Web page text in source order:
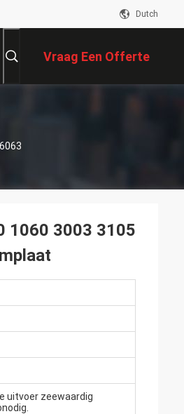
Dutch
Vraag Een Offerte
1060 3003 3105
uitvoer zeewaardig